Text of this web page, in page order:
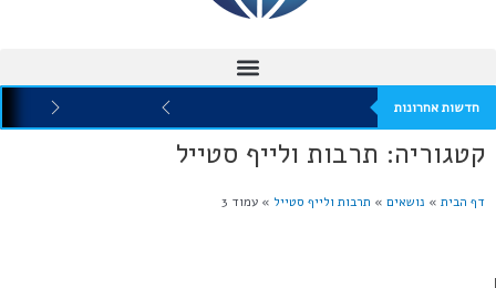
חדשות אחרונות
קטגוריה: תרבות ולייף סטייל
דף הבית» נושאים» תרבות ולייף סטייל» עמוד 3